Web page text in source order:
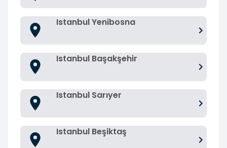
Istanbul Yenibosna
Istanbul Başakşehir
Istanbul Sarıyer
Istanbul Beşiktaş